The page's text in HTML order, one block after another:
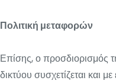
Πολιτική μεταφορών
Επίσης, ο προσδιορισμός
δικτύου συσχετίζεται και